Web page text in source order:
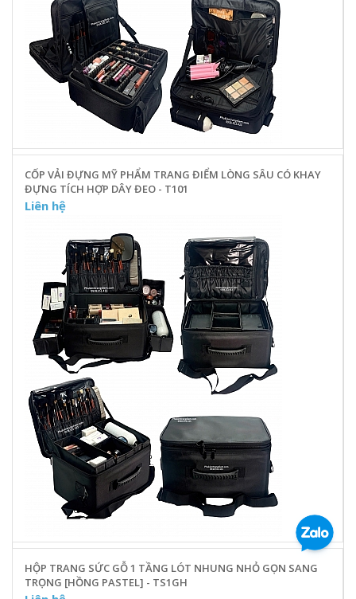
CỐP VẢI ĐỰNG MỸ PHẨM TRANG ĐIỂM LÒNG SÂU CÓ KHAY
ĐỰNG TÍCH HỢP DÂY ĐEO - T101
Liên hệ
HỘP TRANG SỨC GỖ 1 TẦNG LÓT NHUNG NHỎ GỌN SANG
TRỌNG [HỒNG PASTEL] - TS1GH